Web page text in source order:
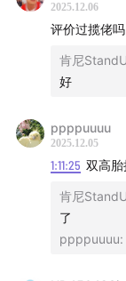
应县木塔、李
飞》、周幽王
限制格斗》、
脸》
2025.12.06
评价过揽佬
肯尼
好
ppppuuuu
2025.12.05
1:11:25 双高
肯尼
了
ppppuuuu: